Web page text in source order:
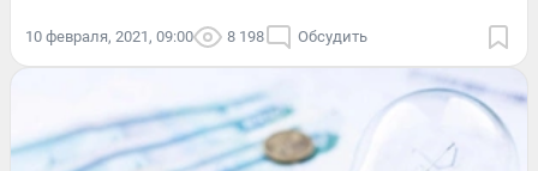
10 февраля, 2021, 09:00 8 198 Обсудить